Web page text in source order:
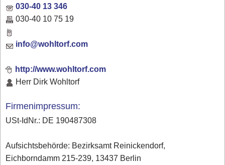
030-40 13 346
030-40 10 75 19
info@wohltorf.com
http://www.wohltorf.com
Herr Dirk Wohltorf
Firmenimpressum:
USt-IdNr.: DE 190487308
Aufsichtsbehörde: Bezirksamt Reinickendorf,
Eichborndamm 215-239, 13437 Berlin